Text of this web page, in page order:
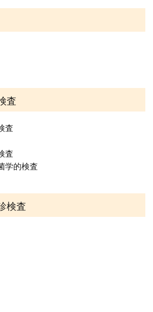
査
査
査
学的検査
検査